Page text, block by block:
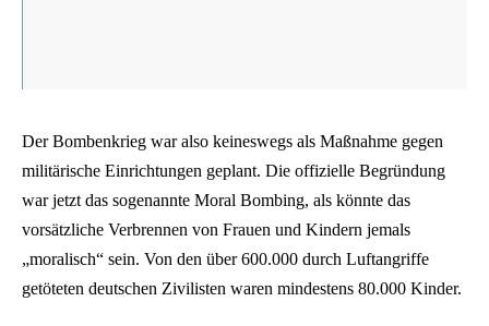
Der Bombenkrieg war also keineswegs als Maßnahme gegen
militärische Einrichtungen geplant. Die offizielle Begründung
war jetzt das sogenannte Moral Bombing, als könnte das
vorsätzliche Verbrennen von Frauen und Kindern jemals
„moralisch“ sein. Von den über 600.000 durch Luftangriffe
getöteten deutschen Zivilisten waren mindestens 80.000 Kinder.